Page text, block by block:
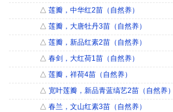
△ 莲瓣，中华红2苗（自然养）
△ 莲瓣，大唐牡丹3苗（自然养）
△ 莲瓣，新品红素2苗（自然养）
△ 春剑，大红荷1苗（自然养）
△ 莲瓣，祥荷4苗（自然养）
△ 宽叶莲瓣，新品青蓝缟艺2苗（自然养）
△ 春兰，文山红素3苗（自然养）